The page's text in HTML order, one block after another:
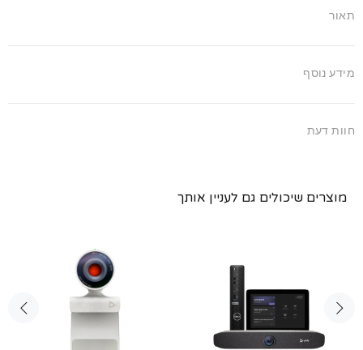
תאור
מידע נוסף
חוות דעת
מוצרים שיכולים גם לעניין אותך